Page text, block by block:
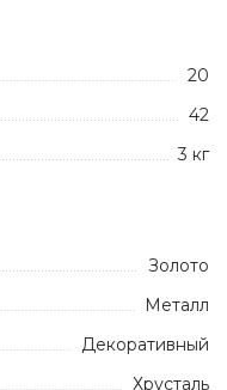
20
42
3 кг
Золото
Металл
Декоративный
Хрусталь